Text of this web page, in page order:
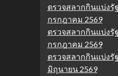
ตรวจสลากกินแบ่งรั
กรกฎาคม 2569
ตรวจสลากกินแบ่งรั
กรกฎาคม 2569
ตรวจสลากกินแบ่งรั
มิถุนายน 2569